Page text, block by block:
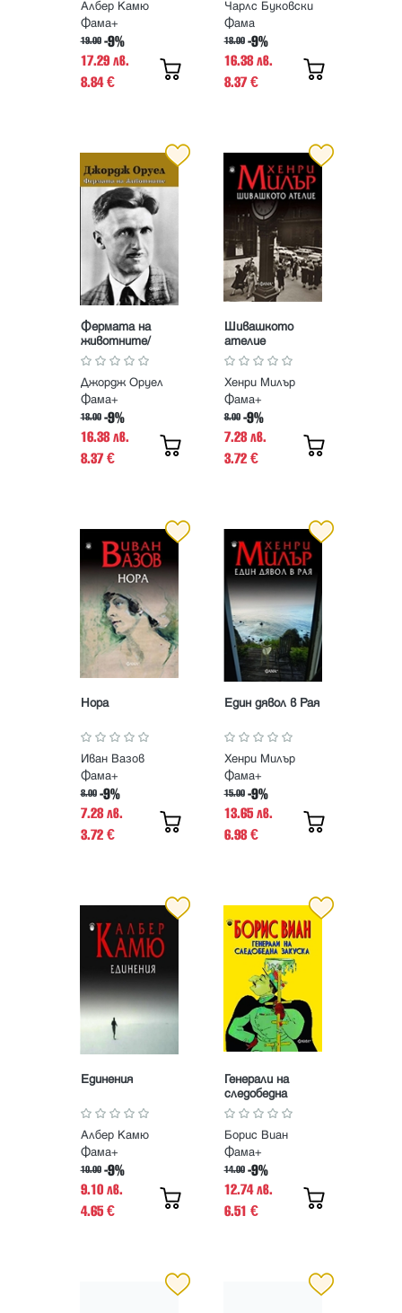
Албер Камю
Фама+
19.00 -9%
17.29 лв.
8.84€
Чарлс Буковски
Фама
18.00 -9%
16.38 лв.
8.37€
Фермата на
животните/
твърда корица
Джордж Оруел
Фама+
18.00 -9%
16.38 лв.
8.37€
Шивашкото
ателие
Хенри Милър
Фама+
8.00 -9%
7.28 лв.
3.72 €
Нора
Иван Вазов
Фама+
8.00 -9%
7.28 лв.
3.72 €
Един дявол в Рая
Хенри Милър
Фама+
15.00 -9%
13.65 лв.
6.98€
Единения
Албер Камю
Фама+
10.00 -9%
9.10 лв.
4.65 €
Генерали на
следобедна
закуска
Борис Виан
Фама+
14.00 -9%
12.74 лв.
6.51 €